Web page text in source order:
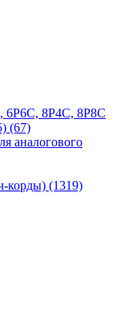
8P4C, 8P8C
(67)
аналогового
корды) (1319)